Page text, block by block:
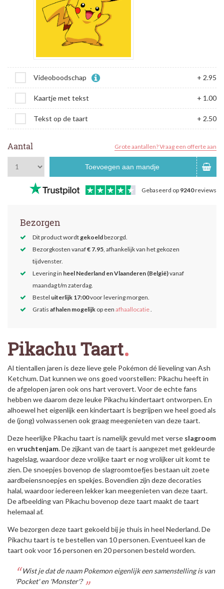
Videoboodschap + 2.95
Kaartje met tekst + 1.00
Tekst op de taart + 2.50
Aantal Grote aantallen? Vraag een offerte aan
Toevoegen aan mandje
Gebaseerd op 9240reviews
Bezorgen
Dit product wordtgekoeldbezorgd.
Bezorgkosten vanaf€ 7.95, afhankelijk van het gekozen
tijdvenster.
Levering in heel Nederland en Vlaanderen (België)vanaf
maandag t/m zaterdag.
Bestel uiterlijk 17:00voor levering morgen.
Gratis afhalen mogelijk op een afhaallocatie.
Pikachu Taart
Al tientallen jaren is deze lieve gele Pokémon dé lieveling van Ash
Ketchum. Dat kunnen we ons goed voorstellen: Pikachu heeft in
de afgelopen jaren ook ons hart verovert. Voor de echte fans
hebben we daarom deze leuke Pikachu kindertaart ontworpen. En
alhoewel het eigenlijk een kindertaart is begrijpen we heel goed als
de (jong) volwassenen ook graag meegenieten van deze taart.
Deze heerlijke Pikachu taart is namelijk gevuld met verse slagroom
en vruchtenjam. De zijkant van de taart is aangezet met gekleurde
hagelslag, waardoor deze vrolijke taart er nog vrolijker uit komt te
zien. De snoepjes bovenop de slagroomtoefjes bestaan uit zoete
aardbeiensnoepjes en spekjes. Bovendien zijn deze decoraties
halal, waardoor iedereen lekker kan meegenieten van deze taart.
De afbeelding van Pikachu bovenop deze taart maakt de taart
helemaal af.
We bezorgen deze taart gekoeld bij je thuis in heel Nederland. De
Pikachu taart is te bestellen van 10 personen. Eventueel kan de
taart ook voor 16 personen en 20 personen besteld worden.
Wist je dat de naam Pokemon eigenlijk een samenstelling is van
'Pocket' en 'Monster'?